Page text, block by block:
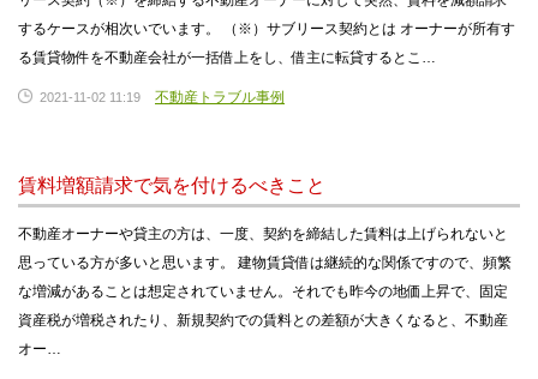
するケースが相次いでいます。 （※）サブリース契約とは オーナーが所有す
る賃貸物件を不動産会社が一括借上をし、借主に転貸するとこ…
2021-11-02 11:19 不動産トラブル事例
賃料増額請求で気を付けるべきこと
不動産オーナーや貸主の方は、一度、契約を締結した賃料は上げられないと
思っている方が多いと思います。 建物賃貸借は継続的な関係ですので、頻繁
な増減があることは想定されていません。それでも昨今の地価上昇で、固定
資産税が増税されたり、新規契約での賃料との差額が大きくなると、不動産
オー…